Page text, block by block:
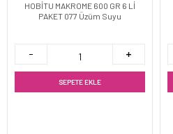
HOBİTU MAKROME 600 GR 6 Lİ
PAKET 077 Üzüm Suyu
SEPETE EKLE